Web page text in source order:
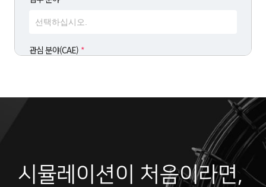
관심 분야(CAE) *
귀사에서 사용하고 있는 CAE 프로그램이 있으십니까? *
시뮬레이션이 처음이라면,